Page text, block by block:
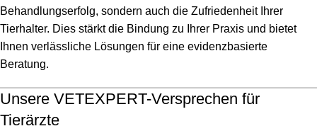
Behandlungserfolg, sondern auch die Zufriedenheit Ihrer
Tierhalter. Dies stärkt die Bindung zu Ihrer Praxis und bietet
Ihnen verlässliche Lösungen für eine evidenzbasierte
Beratung.
Unsere VETEXPERT-Versprechen für
Tierärzte